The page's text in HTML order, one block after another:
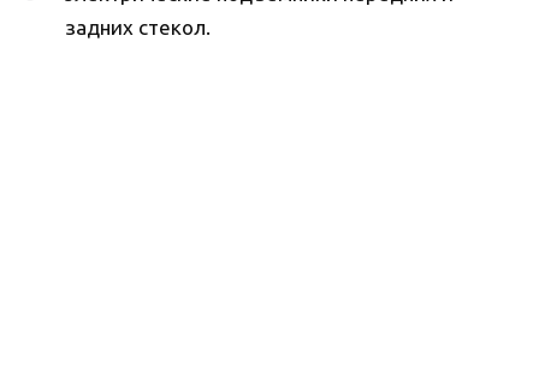
задних стекол.